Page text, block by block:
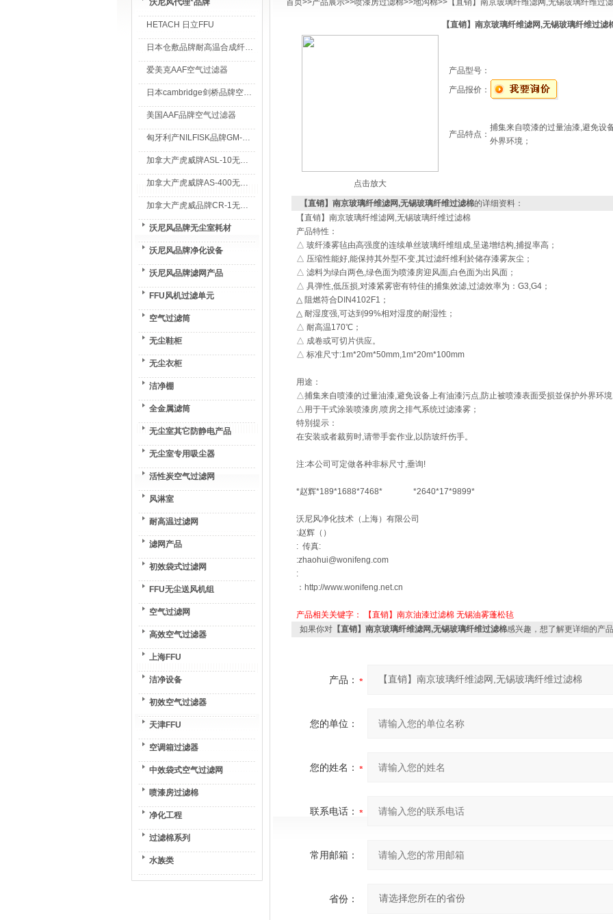
沃尼风代理*品牌
HETACH 日立FFU
日本仓敷品牌耐高温合成纤维过滤棉
爱美克AAF空气过滤器
日本cambridge剑桥品牌空气过滤器
美国AAF品牌空气过滤器
匈牙利产NILFISK品牌GM-80无尘室专用吸尘器
加拿大产虎威牌ASL-10无尘室专用吸尘器
加拿大产虎威牌AS-400无尘室专用吸尘器
加拿大产虎威品牌CR-1无尘室专用吸尘器
沃尼风品牌无尘室耗材
沃尼风品牌净化设备
沃尼风品牌滤网产品
FFU风机过滤单元
空气过滤筒
无尘鞋柜
无尘衣柜
洁净棚
全金属滤筒
无尘室其它防静电产品
无尘室专用吸尘器
活性炭空气过滤网
风淋室
耐高温过滤网
滤网产品
初效袋式过滤网
FFU无尘送风机组
空气过滤网
高效空气过滤器
上海FFU
洁净设备
初效空气过滤器
天津FFU
空调箱过滤器
中效袋式空气过滤网
喷漆房过滤棉
净化工程
过滤棉系列
水族类
首页>>产品展示>>喷漆房过滤棉>>地沟棉>>【直销】南京玻璃纤维滤网,无锡玻璃纤维过
【直销】南京玻璃纤维滤网,无锡玻璃纤维过滤
点击放大
产品型号：
产品报价：
产品特点：
捕集来自喷漆的过量油漆,避免设
外界环境；
【直销】南京玻璃纤维滤网,无锡玻璃纤维过滤棉的详细资料：
【直销】南京玻璃纤维滤网,无锡玻璃纤维过滤棉
产品特性：
△ 玻纤漆雾毡由高强度的连续单丝玻璃纤维组成,呈递增结构,捕捉率高；
△ 压缩性能好,能保持其外型不变,其过滤纤维利於储存漆雾灰尘；
△ 滤料为绿白两色,绿色面为喷漆房迎风面,白色面为出风面；
△ 具弹性,低压损,对漆紧雾密有特佳的捕集效滤,过滤效率为：G3,G4；
△ 阻燃符合DIN4102F1；
△ 耐湿度强,可达到99%相对湿度的耐湿性；
△ 耐高温170℃；
△ 成卷或可切片供应。
△ 标准尺寸:1m*20m*50mm,1m*20m*100mm
用途：
△捕集来自喷漆的过量油漆,避免设备上有油漆污点,防止被喷漆表面受损並保护外界环
△用于干式涂装喷漆房,喷房之排气系统过滤漆雾；
特別提示：
在安装或者裁剪时,请带手套作业,以防玻纤伤手。
注:本公司可定做各种非标尺寸,垂询!
*赵辉*189*1688*7468* *2640*17*9899*
沃尼风净化技术（上海）有限公司
:赵辉（）
: 传真:
:zhaohui@wonifeng.com
:
：http://www.wonifeng.net.cn
产品相关关键字： 【直销】南京油漆过滤棉 无锡油雾蓬松毡
如果你对【直销】南京玻璃纤维滤网,无锡玻璃纤维过滤棉感兴趣，想了解更详细的产
产品：
您的单位：
您的姓名：
联系电话：
常用邮箱：
省份：